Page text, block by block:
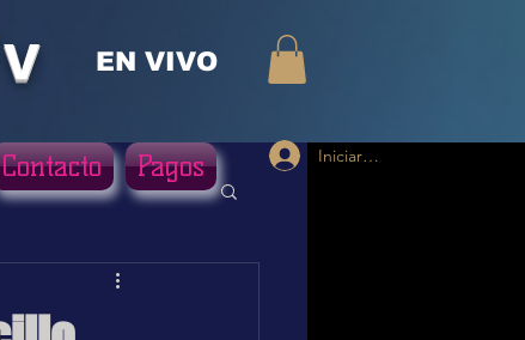
EN VIVO
Iniciar sesión
Contacto Pagos